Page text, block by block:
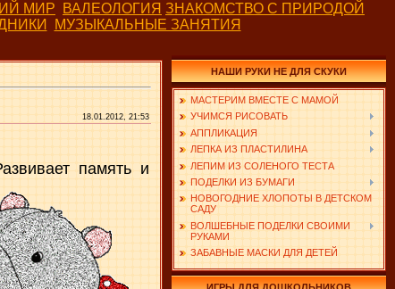
МИР ВАЛЕОЛОГИЯ ЗНАКОМСТВО С ПРИРОДОЙ
МУЗЫКАЛЬНЫЕ ЗАНЯТИЯ
18.01.2012, 21:53
память и
НАШИ РУКИ НЕ ДЛЯ СКУКИ
МАСТЕРИМ ВМЕСТЕ С МАМОЙ
УЧИМСЯ РИСОВАТЬ
АППЛИКАЦИЯ
ЛЕПКА ИЗ ПЛАСТИЛИНА
ЛЕПИМ ИЗ СОЛЕНОГО ТЕСТА
ПОДЕЛКИ ИЗ БУМАГИ
НОВОГОДНИЕ ХЛОПОТЫ В ДЕТСКОМ
САДУ
ВОЛШЕБНЫЕ ПОДЕЛКИ СВОИМИ
РУКАМИ
ЗАБАВНЫЕ МАСКИ ДЛЯ ДЕТЕЙ